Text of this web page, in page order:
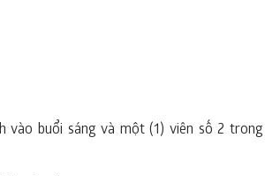
vào buổi sáng và một (1) viên số 2